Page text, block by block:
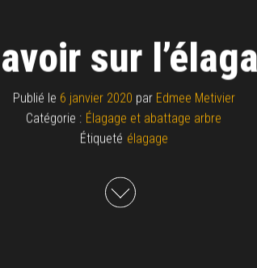
sur
Publié le 6 janvier 2020 par Edmee Metivier
Catégorie : Élagage et abattage arbre
Étiqueté élagage